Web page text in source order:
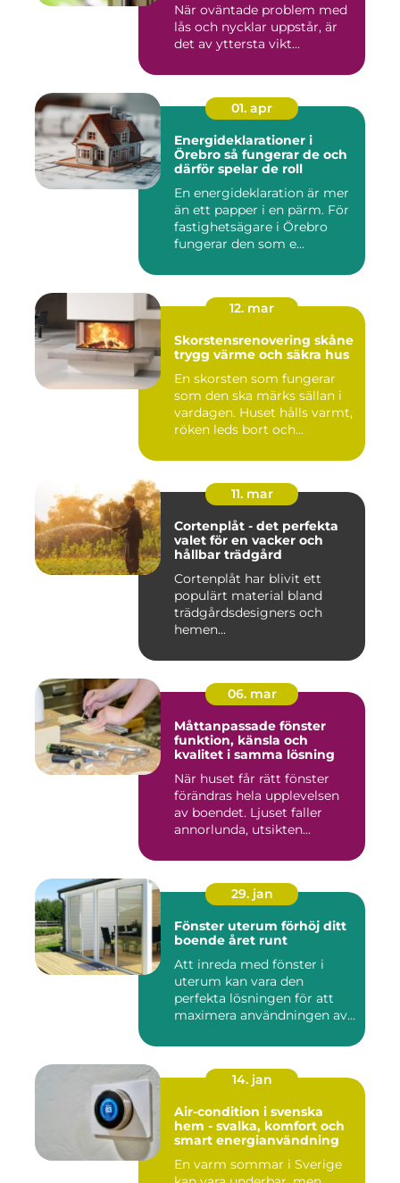
När oväntade problem med
lås och nycklar uppstår, är
det av yttersta vikt...
01. apr
Energideklarationer i
Örebro så fungerar de och
därför spelar de roll
En energideklaration är mer
än ett papper i en pärm. För
fastighetsägare i Örebro
fungerar den som e...
12. mar
Skorstensrenovering skåne
trygg värme och säkra hus
En skorsten som fungerar
som den ska märks sällan i
vardagen. Huset hålls varmt,
röken leds bort och...
11. mar
Cortenplåt - det perfekta
valet för en vacker och
hållbar trädgård
Cortenplåt har blivit ett
populärt material bland
trädgårdsdesigners och
hemen...
06. mar
Måttanpassade fönster
funktion, känsla och
kvalitet i samma lösning
När huset får rätt fönster
förändras hela upplevelsen
av boendet. Ljuset faller
annorlunda, utsikten...
29. jan
Fönster uterum förhöj ditt
boende året runt
Att inreda med fönster i
uterum kan vara den
perfekta lösningen för att
maximera användningen av
14. jan
Air-condition i svenska
hem - svalka, komfort och
smart energianvändning
En varm sommar i Sverige